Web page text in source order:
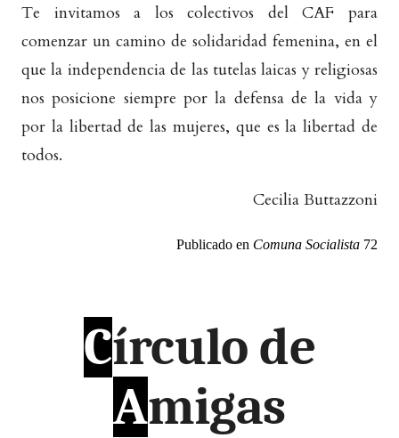
Te invitamos a los colectivos del CAF para
comenzar un camino de solidaridad femenina, en el
que la independencia de las tutelas laicas y religiosas
nos posicione siempre por la defensa de la vida y
por la libertad de las mujeres, que es la libertad de
todos.
Cecilia Buttazzoni
Publicado en Comuna Socialista 72
Círculo de
Amigas